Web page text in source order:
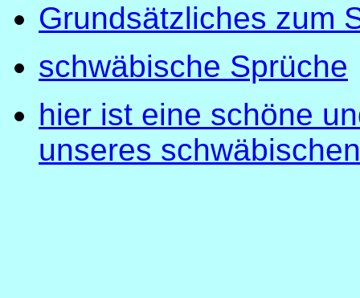
Grundsätzliches zum
schwäbische Sprüche
hier ist eine schöne
unseres